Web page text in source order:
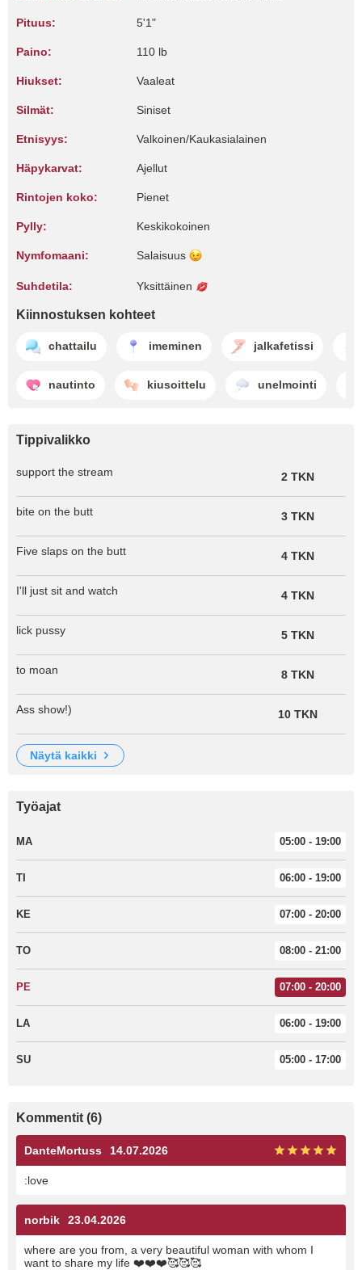
Pituus: 5'1"
Paino: 110 lb
Hiukset: Vaaleat
Silmät: Siniset
Etnisyys: Valkoinen/Kaukasialainen
Häpykarvat: Ajellut
Rintojen koko: Pienet
Pylly: Keskikokoinen
Nymfomaani: Salaisuus
Suhdetila: Yksittäinen
Kiinnostuksen kohteet
chattailu imeminen jalkafetissi
nautinto kiusoittelu unelmointi
Tippivalikko
support the stream 2 TKN
bite on the butt 3 TKN
Five slaps on the butt 4 TKN
I'll just sit and watch 4 TKN
lick pussy 5 TKN
to moan 8 TKN
Ass show!) 10 TKN
näytä kaikki
Työajat
MA 05:00 - 19:00
TI 06:00 - 19:00
KE 07:00 - 20:00
TO 08:00 - 21:00
PE 07:00 - 20:00
LA 06:00 - 19:00
SU 05:00 - 17:00
Kommentit (6)
DanteMortuss 14.07.2026
:love
norbik 23.04.2026
where are you from, a very beautiful woman with whom I
want to share my life ❤️❤️❤️🥰🥰🥰